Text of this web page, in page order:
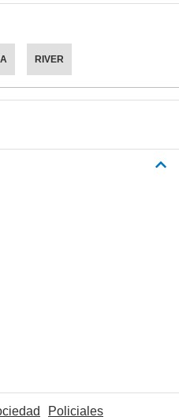
RIVER
Policiales